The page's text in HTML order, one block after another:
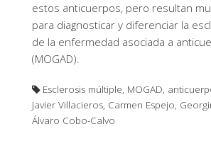
estos anticuerpos, pero resultan
para diagnosticar y diferenciar la
de la enfermedad asociada a
(MOGAD).
Esclerosis múltiple, MOGAD,
Javier Villacieros, Carmen Espejo,
Álvaro Cobo-Calvo